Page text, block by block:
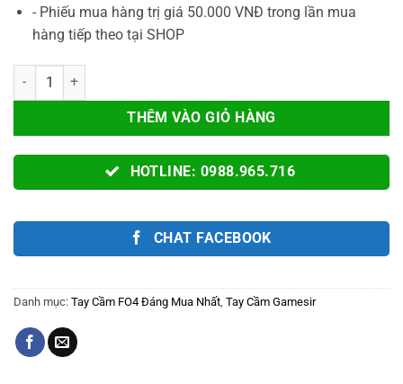
- Phiếu mua hàng trị giá 50.000 VNĐ trong lần mua
hàng tiếp theo tại SHOP
Tay Cầm Gamesir Kaleid Flux Xbox Wired Controller Có Dây Chính
THÊM VÀO GIỎ HÀNG
HOTLINE: 0988.965.716
CHAT FACEBOOK
Danh mục: Tay Cầm FO4 Đáng Mua Nhất Tay Cầm Gamesir